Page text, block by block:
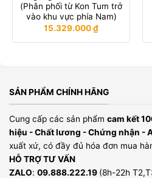
(Phân phối từ Kon Tum trở
vào khu vực phía Nam)
15.329.000₫
SẢN PHẨM CHÍNH HÃNG
Cung cấp các sản phẩm cam kết
hiệu - Chất lương - Chứng nhận -
xuất xứ, có đầy đủ hóa đơn mua
HỖ TRỢ TƯ VẤN
ZALO: 09.888.222.19 (8h-22h